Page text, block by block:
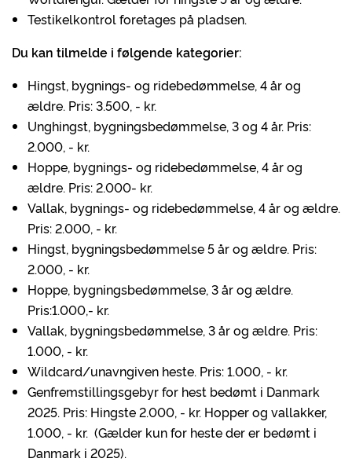
Testikelkontrol foretages på pladsen.
Du kan tilmelde i følgende kategorier:
Hingst, bygnings- og ridebedømmelse, 4 år og
ældre. Pris: 3.500, - kr.
Unghingst, bygningsbedømmelse, 3 og 4 år. Pris:
2.000, - kr.
Hoppe, bygnings- og ridebedømmelse, 4 år og
ældre. Pris: 2.000- kr.
Vallak, bygnings- og ridebedømmelse, 4 år og ældre.
Pris: 2.000, - kr.
Hingst, bygningsbedømmelse 5 år og ældre. Pris:
2.000, - kr.
Hoppe, bygningsbedømmelse, 3 år og ældre.
Pris:1.000,- kr.
Vallak, bygningsbedømmelse, 3 år og ældre. Pris:
1.000, - kr.
Wildcard/unavngiven heste. Pris: 1.000, - kr.
Genfremstillingsgebyr for hest bedømt i Danmark
2025. Pris: Hingste 2.000, - kr. Hopper og vallakker,
1.000, - kr. (Gælder kun for heste der er bedømt i
Danmark i 2025).